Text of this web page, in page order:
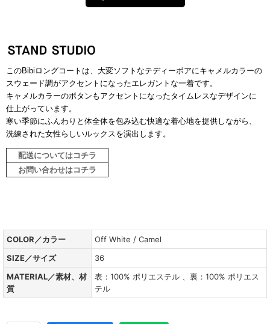
このBibiロングコートは、大変ソフトなテディーボアにキャメルカラーの
スウェード調がアクセントになったエレガントな一着です。
キャメルカラーのボタンもアクセントになったタイムレスなデザインに
仕上がっています。
寒い季節にふんわりと体全体を包み込む快適な着心地を提供しながら、
洗練された女性らしいルックスを演出します。
配送についてはコチラ
お問い合わせはコチラ
COLOR／カラー
Off White / Camel
SIZE／サイズ
36
MATERIAL／素材、材
質
表：100% ポリエステル 、裏：100% ポリエス
テル